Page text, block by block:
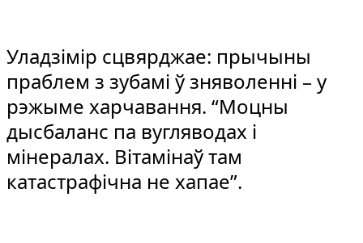
Уладзімір сцвярджае: прычыны
праблем з зубамі ў зняволенні – у
рэжыме харчавання. “Моцны
дысбаланс па вугляводах і
мінералах. Вітамінаў там
катастрафічна не хапае”.